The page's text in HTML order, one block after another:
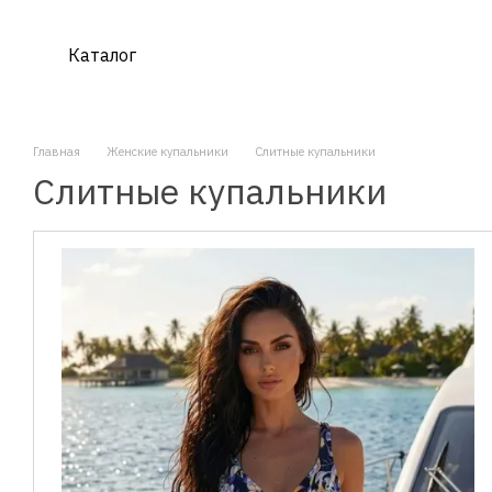
Каталог
Главная Женские купальники Слитные купальники
Слитные купальники